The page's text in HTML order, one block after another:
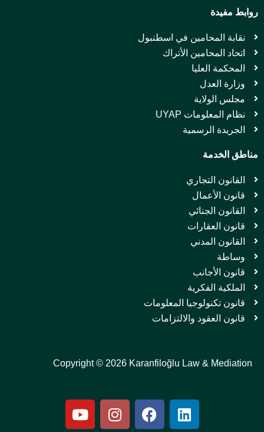
روابط مفيدة
نقابة المحامين في اسطنبول
اتحاد المحامين الأتراك
المحكمة العليا
وزارة العدل
مجلس الولاية
نظام المعلومات UYAP
الجريدة الرسمية
مناطق الخدمة
القانون التجاري
قانون الأعمال
القانون الجنائي
قانون العقارات
القانون المدني
وساطة
قانون الأجانب
الملكية الفكرية
قانون تكنولوجيا المعلومات
قانون العقود والالتزامات
Copyright © 2026 Karanfiloğlu Law & Mediation
L
i
F
a
I
n
Y
o